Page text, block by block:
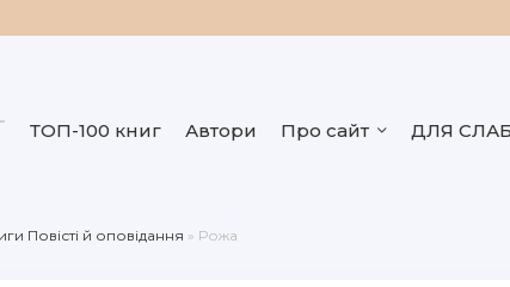
ТОП-100 книг Автори Про сайт ДЛЯ
Повісті й оповідання » Рожа